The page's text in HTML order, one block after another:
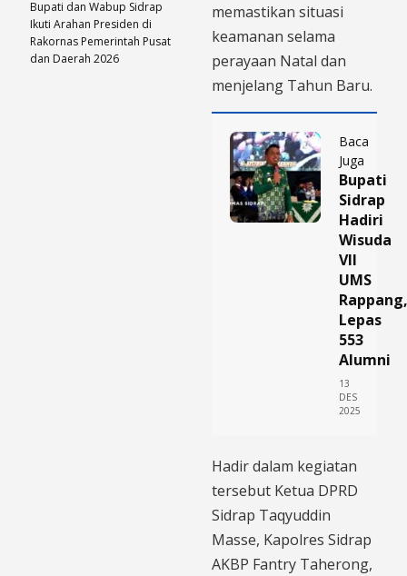
memastikan situasi
keamanan selama
perayaan Natal dan
menjelang Tahun Baru.
Baca
Juga
Bupati
Sidrap
Hadiri
Wisuda
VII
UMS
Rappang,
Lepas
553
Alumni
13
DES
2025
Hadir dalam kegiatan
tersebut Ketua DPRD
Sidrap Taqyuddin
Masse, Kapolres Sidrap
AKBP Fantry Taherong,
Bupati dan Wabup Sidrap
Ikuti Arahan Presiden di
Rakornas Pemerintah Pusat
dan Daerah 2026